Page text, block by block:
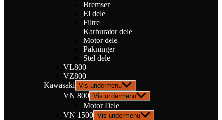
Bremser
El dele
Filtre
Karburator dele
Motor dele
Pakninger
Stel dele
VL800
VZ800
Kawasaki Vis undermenu
VN 800 Vis undermenu
Motor Dele
VN 1500 Vis undermenu